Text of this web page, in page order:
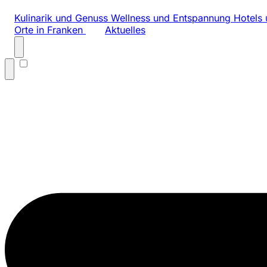
Kulinarik und Genuss Wellness und Entspannung Hotels
Orte in Franken
Aktuelles